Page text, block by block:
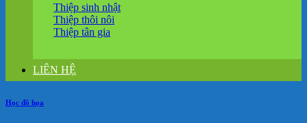
Thiệp sinh nhật
Thiệp thôi nôi
Thiệp tân gia
LIÊN HỆ
Học đồ họa